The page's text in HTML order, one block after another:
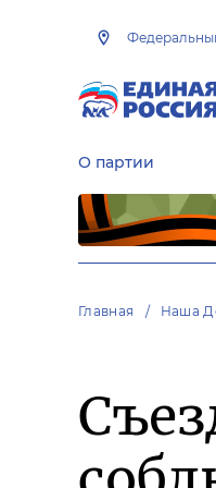
О партии
Главная Наша